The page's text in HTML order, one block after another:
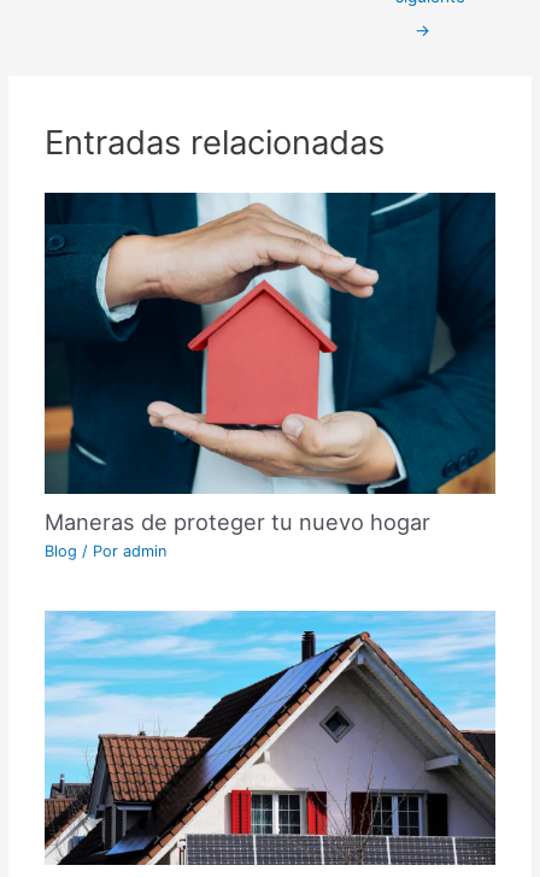
→
Entradas relacionadas
Maneras de proteger tu nuevo hogar
Blog / Por admin